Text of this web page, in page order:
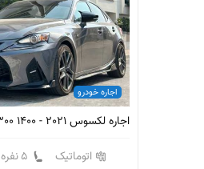
اجاره خودرو
اجاره لکسوس IS300 1400 - 2021
اتوماتیک
5 نفره